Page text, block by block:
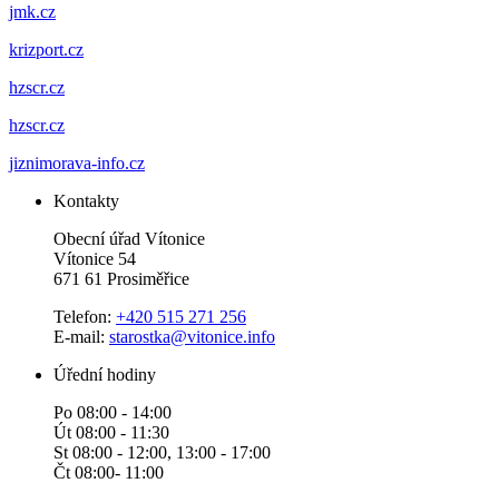
jmk.cz
krizport.cz
hzscr.cz
hzscr.cz
jiznimorava-info.cz
Kontakty
Obecní úřad Vítonice
Vítonice 54
671 61 Prosiměřice
Telefon: +420 515 271 256
E-mail: starostka@vitonice.info
Úřední hodiny
Po 08:00 - 14:00
Út 08:00 - 11:30
St 08:00 - 12:00, 13:00 - 17:00
Čt 08:00- 11:00